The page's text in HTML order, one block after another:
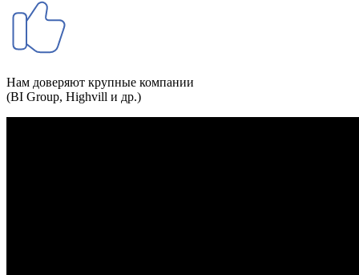
Нам доверяют крупные компании
(BI Group, Highvill и др.)